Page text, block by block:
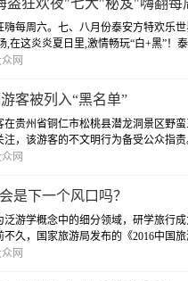
盗狂欢夜"七大"秘笈"嗨翻每
每周六。七、八月份泰安方特欢乐世
,在这炎炎夏日里,激情畅玩“白+黑”！
欢顶级盛典！
网
客被列入“黑名单”
在贵州省铜仁市松桃县潜龙洞景区野
注，该游客的不文明行为备受公众指
为记录管理暂行办法》的相关规定，
网
是下一个风口吗？
泛游学概念中的细分领域，研学旅行
不久，国家旅游局发布的《2016中国
来旅游投资的十大重要领域之一。究
网